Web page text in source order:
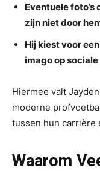
Eventuele
zijn niet door
Hij kiest voor
imago op
Hiermee valt
moderne
tussen hun carrière
Waarom